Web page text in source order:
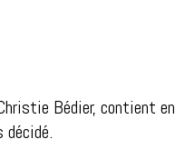
Bédier, contient
décidé.